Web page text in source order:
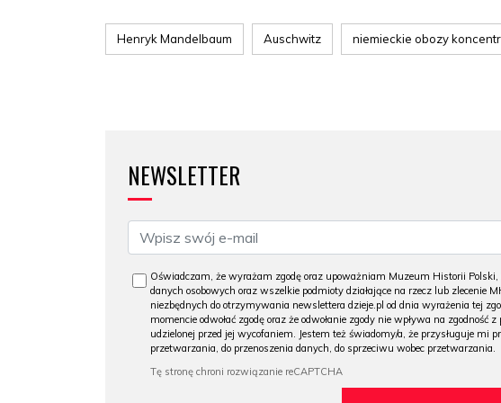
Henryk Mandelbaum Auschwitz niemieckie obozy
NEWSLETTER
Oświadczam, że wyrażam zgodę oraz upoważniam Muzeum Historii
danych osobowych oraz wszelkie podmioty działające na rzecz lub zlecenie
niezbędnych do otrzymywania newslettera dzieje.pl od dnia wyrażenia tej
momencie odwołać zgodę oraz że odwołanie zgody nie wpływa na
udzielonej przed jej wycofaniem. Jestem też świadomy/a, że przysługuje mi
przetwarzania, do przenoszenia danych, do sprzeciwu wobec przetwarzania.